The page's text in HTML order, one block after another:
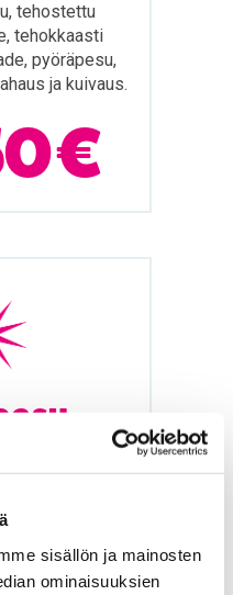
sisällön ja mainosten
ominaisuuksien
tehostettu
tehokkaasti
pyöräpesu,
ja kuivaus.
€
ja kuivaus.